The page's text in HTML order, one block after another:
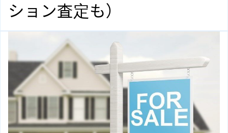
ション査定も）